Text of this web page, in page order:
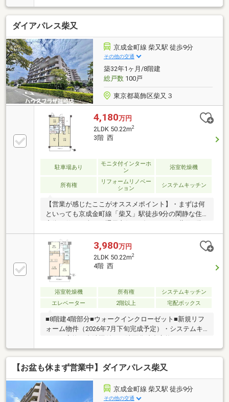
す。◆購入はゴールではなく幸せな未来へのスタート
◆住み始めてからの不安や悩みも、TOHO HOUSE
CLUBが将来サポート。お客様一人ひとりの安心を守る
ため、いつもずっと人生に寄り添い、豊かな未来を支
え続けます。◆ローン相談大歓迎！頭金0円からの購
入も可能◆将来のライフイベントを見据え、無理のな
い資金計画をプロがアドバイス。お問合せは【資料請
求】又は【フリーダイヤル】へお気軽にお問い合わせ
ください。
ダイアパレス柴又
京成金町線 柴又駅 徒歩9分
その他の交通
築32年1ヶ月/8階建
総戸数100戸
東京都葛飾区柴又３
4,180万円
2LDK 50.22m2
3階 西
駐車場あり
モニタ付インターホ
ン
浴室乾燥機
所有権
リフォームリノベー
ション
システムキッチン
【営業が感じたここがオススメポイント】・まずは何
といっても京成金町線「柴又」駅徒歩9分の閑静な住
のご紹介・京成押上線「京成高砂」駅、JR常磐緩行線
「金町」駅も利用できる3駅3線利用可能な便利な立地
です・フルリノベーション工事完了！いつでもご見学
いただけます・総戸数100戸の大規模マンション！管
理費・修繕費が安く抑えられるのもポイントです・各
お部屋の広さは十分に確保しており、ウォークインク
ローゼットなど収納スペースは充実・リビングフロア
は11帖超えの家具の配置がしやすい広々空間・食洗器
実
3,980万円
2LDK 50.22m2
4階 西
浴室乾燥機 所有権
システムキッチン
エレベーター
2階以上 宅配ボックス
■8階建4階部分■ウォークインクローゼット■新規リフ
ォーム物件（2026年7月下旬完成予定）・システムキ
バス交換（浴室乾燥機付）・給湯器交換（追焚付）・
トイレ交換・洗濯パン交換・照明器具交換・建具交
換・フローリング貼替・フロアタイル貼替・クロス貼
替・専有部内給排水管一部更新・ハウスクリーニング
■宅配ボックスあり■長期修繕計画有■オートロック
【お盆も休まず営業中】ダイアパレス柴又
京成金町線 柴又駅 徒歩9分
その他の交通